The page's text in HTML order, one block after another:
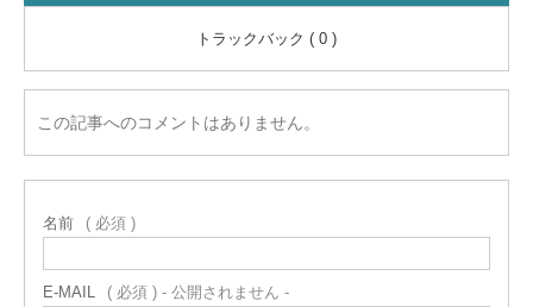
トラックバック ( 0 )
この記事へのコメントはありません。
名前 ( 必須 )
E-MAIL ( 必須 ) - 公開されません -